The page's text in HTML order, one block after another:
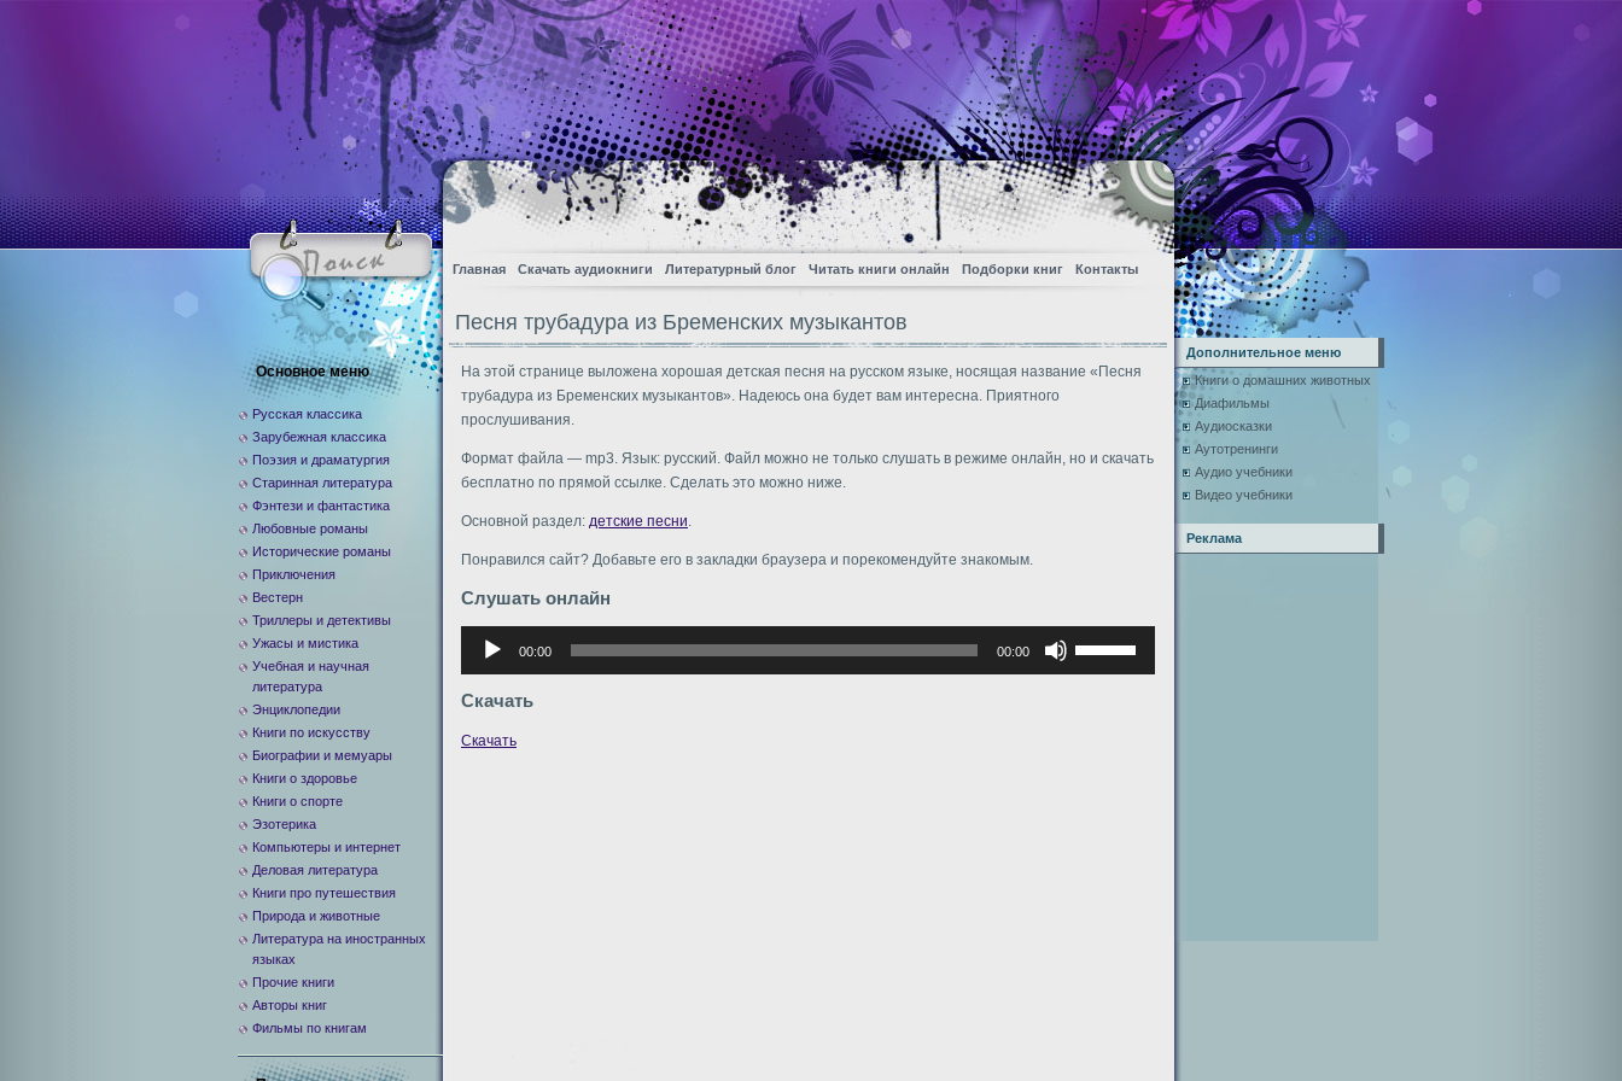
Главная Скачать аудиокниги Литературный блог Читать книги онлайн Подборки книг Контакты
Песня трубадура из Бременских музыкантов
На этой странице выложена хорошая детская песня на русском языке, носящая название «Песня
трубадура из Бременских музыкантов». Надеюсь она будет вам интересна. Приятного
прослушивания.
Формат файла — mp3. Язык: русский. Файл можно не только слушать в режиме онлайн, но и скачать
бесплатно по прямой ссылке. Сделать это можно ниже.
Основной раздел: детские песни.
Понравился сайт? Добавьте его в закладки браузера и порекомендуйте знакомым.
Слушать онлайн
Аудиоплеер
00:00 00:00
клавиши
Скачать
Скачать
Основное меню
Русская классика
Зарубежная классика
Поэзия и драматургия
Старинная литература
Фэнтези и фантастика
Любовные романы
Исторические романы
Приключения
Вестерн
Триллеры и детективы
Ужасы и мистика
Учебная и научная
литература
Энциклопедии
Книги по искусству
Биографии и мемуары
Книги о здоровье
Книги о спорте
Эзотерика
Компьютеры и интернет
Деловая литература
Книги про путешествия
Природа и животные
Литература на иностранных
языках
Прочие книги
Авторы книг
Фильмы по книгам
Дополнительное меню
Книги о домашних животных
Диафильмы
Аудиосказки
Аутотренинги
Аудио учебники
Видео учебники
Реклама